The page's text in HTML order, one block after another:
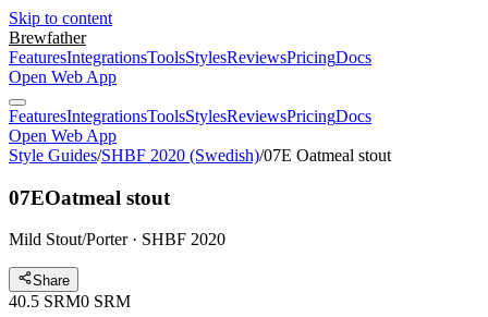
Skip to content
Brewfather
FeaturesIntegrationsToolsStylesReviewsPricingDocs
Open Web App
FeaturesIntegrationsToolsStylesReviewsPricingDocs
Open Web App
Style Guides/SHBF 2020 (Swedish)/07E Oatmeal stout
07EOatmeal stout
Mild Stout/Porter · SHBF 2020
Share
40.5 SRM0 SRM